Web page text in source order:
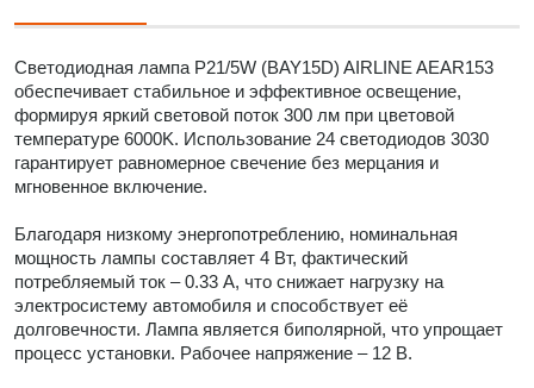
Светодиодная лампа P21/5W (BAY15D) AIRLINE AEAR153
обеспечивает стабильное и эффективное освещение,
формируя яркий световой поток 300 лм при цветовой
температуре 6000K. Использование 24 светодиодов 3030
гарантирует равномерное свечение без мерцания и
мгновенное включение.
Благодаря низкому энергопотреблению, номинальная
мощность лампы составляет 4 Вт, фактический
потребляемый ток – 0.33 А, что снижает нагрузку на
электросистему автомобиля и способствует её
долговечности. Лампа является биполярной, что упрощает
процесс установки. Рабочее напряжение – 12 В.